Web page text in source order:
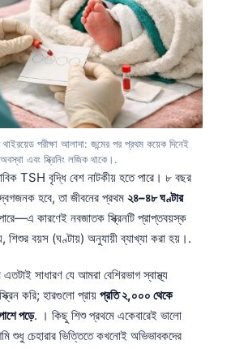
পরীক্ষা আলাদা: জন্মের পর প্রথম কয়েক দিনেই
এবং স্ক্রিনিং লজিক থাকে।.
TSH বৃদ্ধি বেশ নাটকীয় হতে পারে। ৮ বছর
হবে, তা জীবনের প্রথম ২৪–৪৮ ঘণ্টার
কারণেই নবজাতক স্ক্রিনটি প্রাপ্তবয়স্ক
শিশুর বয়স (ঘণ্টায়) অনুযায়ী ব্যাখ্যা করা হয়।.
সাধারণ যে আমরা বেশিরভাগ স্বাস্থ্য
করি; হারগুলো প্রায় প্রতি ২,০০০ থেকে
পড়ে. । কিছু শিশু প্রথমে একেবারেই ভালো
শুধু চেহারার ভিত্তিতে কখনোই অভিভাবকদের